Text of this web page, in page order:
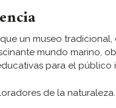
un museo
mundo marino,
para el público
de la naturaleza.